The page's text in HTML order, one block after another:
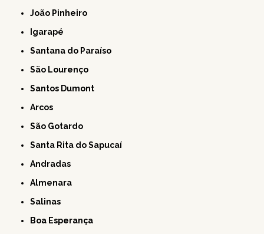
João Pinheiro
Igarapé
Santana do Paraíso
São Lourenço
Santos Dumont
Arcos
São Gotardo
Santa Rita do Sapucaí
Andradas
Almenara
Salinas
Boa Esperança